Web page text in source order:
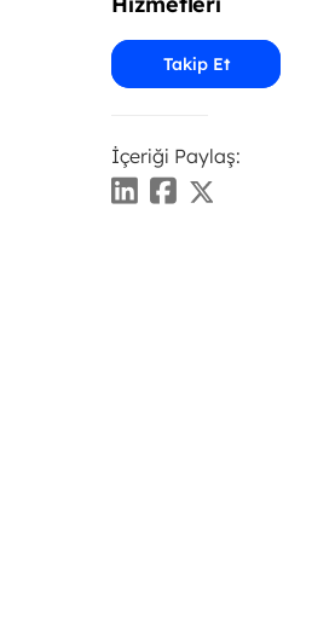
Takip Et
İçeriği Paylaş: